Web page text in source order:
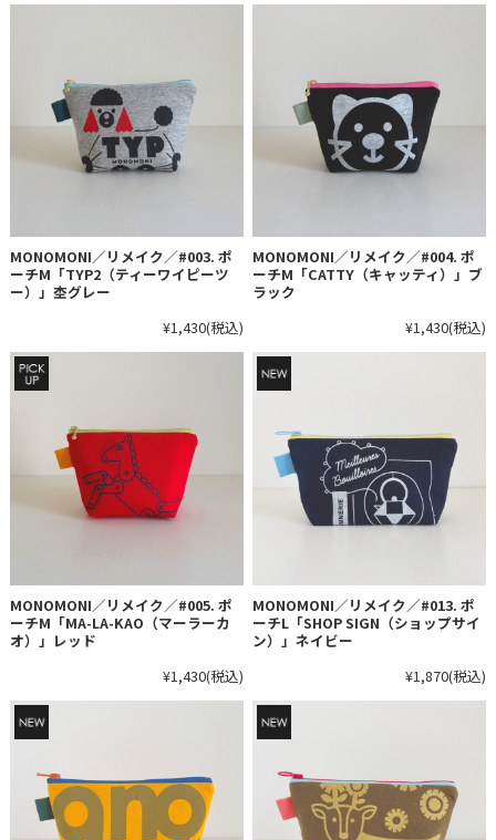
MONOMONI／リメイク／#003. ポ
ーチM「TYP2（ティーワイピーツ
ー）」杢グレー
¥1,430(税込)
MONOMONI／リメイク／#004. ポ
ーチM「CATTY（キャッティ）」ブ
ラック
¥1,430(税込)
MONOMONI／リメイク／#005. ポ
ーチM「MA-LA-KAO（マーラーカ
オ）」レッド
¥1,430(税込)
MONOMONI／リメイク／#013. ポ
ーチL「SHOP SIGN（ショップサイ
ン）」ネイビー
¥1,870(税込)